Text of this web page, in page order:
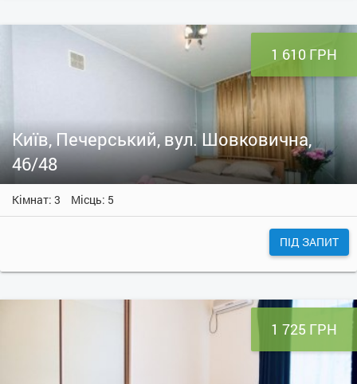
1 610 ГРН
Київ, Печерський, вул. Шовковична,
46/48
Кімнат: 3 Місць: 5
ПІД ЗАПИТ
1 725 ГРН